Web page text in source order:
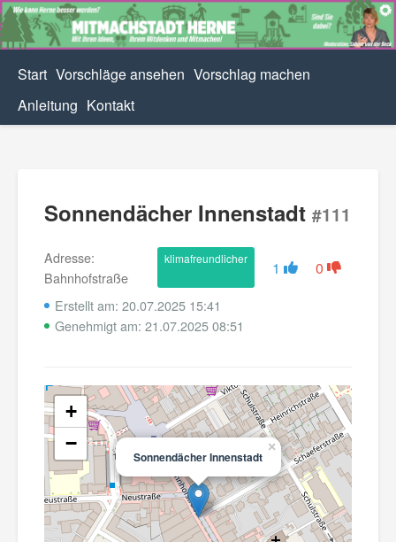
Start Vorschläge ansehen Vorschlag machen
Anleitung Kontakt
Sonnendächer Innenstadt #111
Adresse:
Bahnhofstraße
klimafreundlicher 1 0
Erstellt am: 20.07.2025 15:41
Genehmigt am: 21.07.2025 08:51
Sonnendächer Innenstadt
×
+
−